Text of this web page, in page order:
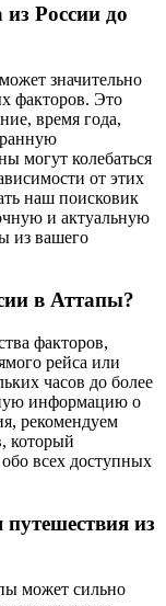
России до
значительно
факторов. Это
время года,
могут колебаться
от этих
наш поисковик
и актуальную
из вашего
в Аттапы?
факторов,
рейса или
часов до более
информацию о
рекомендуем
который
всех доступных
из
может сильно